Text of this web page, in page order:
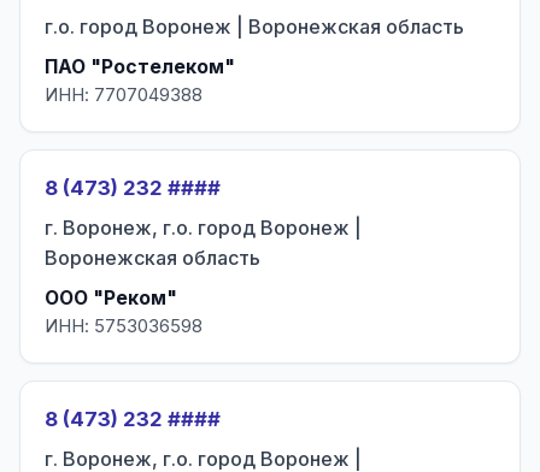
г.о. город Воронеж | Воронежская область
ПАО "Ростелеком"
ИНН: 7707049388
8 (473) 232 ####
г. Воронеж, г.о. город Воронеж |
Воронежская область
ООО "Реком"
ИНН: 5753036598
8 (473) 232 ####
г. Воронеж, г.о. город Воронеж |